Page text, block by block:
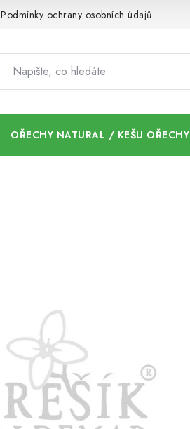
Podmínky ochrany osobních údajů
OŘECHY NATURAL / KEŠU OŘECHY